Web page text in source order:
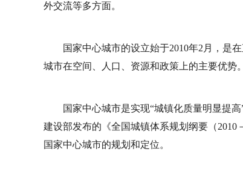
外交流等多方面。
国家中心城市的设立始于2010年2月，是
城市在空间、人口、资源和政策上的主要优势。
国家中心城市是实现“城镇化质量明显提
建设部发布的《全国城镇体系规划纲要（2010
国家中心城市的规划和定位。